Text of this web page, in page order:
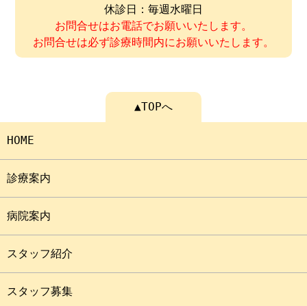
休診日：毎週水曜日
お問合せはお電話でお願いいたします。
お問合せは必ず診療時間内にお願いいたします。
▲TOPへ
HOME
診療案内
病院案内
スタッフ紹介
スタッフ募集